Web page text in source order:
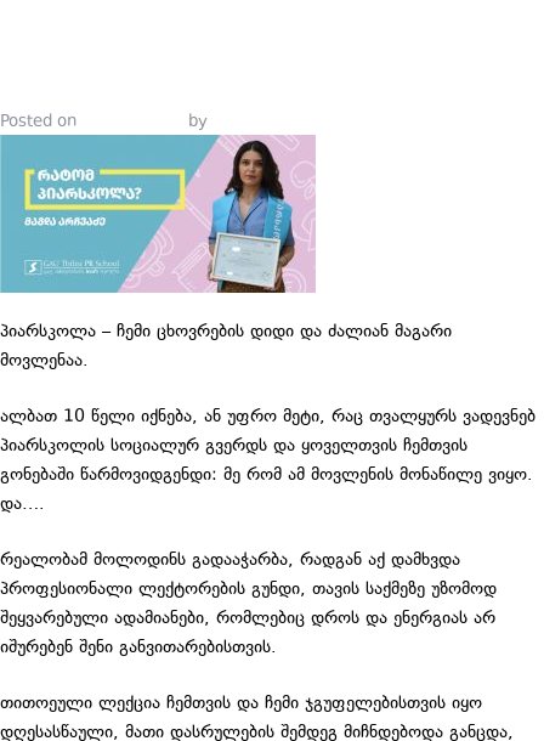
Posted on by
პიარსკოლა – ჩემი ცხოვრების დიდი და ძალიან მაგარი
მოვლენაა.
ალბათ 10 წელი იქნება, ან უფრო მეტი, რაც თვალყურს ვადევნებ
პიარსკოლის სოციალურ გვერდს და ყოველთვის ჩემთვის
გონებაში წარმოვიდგენდი: მე რომ ამ მოვლენის მონაწილე ვიყო.
და….
რეალობამ მოლოდინს გადააჭარბა, რადგან აქ დამხვდა
პროფესიონალი ლექტორების გუნდი, თავის საქმეზე უზომოდ
შეყვარებული ადამიანები, რომლებიც დროს და ენერგიას არ
იშურებენ შენი განვითარებისთვის.
თითოეული ლექცია ჩემთვის და ჩემი ჯგუფელებისთვის იყო
დღესასწაული, მათი დასრულების შემდეგ მიჩნდებოდა განცდა,